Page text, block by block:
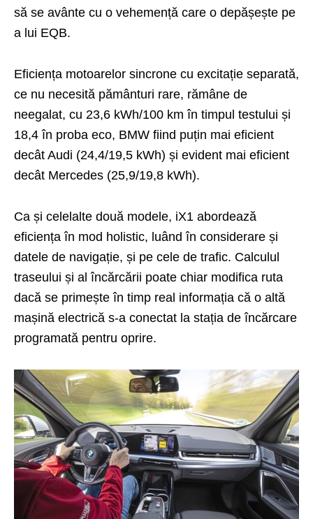
să se avânte cu o vehemență care o depășește pe
a lui EQB.
Eficiența motoarelor sincrone cu excitație separată,
ce nu necesită pământuri rare, rămâne de
neegalat, cu 23,6 kWh/100 km în timpul testului și
18,4 în proba eco, BMW fiind puțin mai eficient
decât Audi (24,4/19,5 kWh) și evident mai eficient
decât Mercedes (25,9/19,8 kWh).
Ca și celelalte două modele, iX1 abordează
eficiența în mod holistic, luând în considerare și
datele de navigație, și pe cele de trafic. Calculul
traseului și al încărcării poate chiar modifica ruta
dacă se primește în timp real informația că o altă
mașină electrică s-a conectat la stația de încărcare
programată pentru oprire.